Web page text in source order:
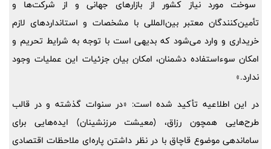
سوخت مورد نیاز کشور از بازارهای جهانی و از شرکت‌ها و
تأمین‌کنندگان معتبر بین‌المللی با مشخصات و استانداردهای لازم
خریداری و وارد می‌شود که بدیهی است با توجه به شرایط تحریم و
امکان سوء‌استفاده دشمنان، امکان بیان جزئیات این عملیات وجود
ندارد.»
در این اطلاعیه تأکید شده است: «در سنوات گذشته و در قالب
طرح‌هایی همچون رزاق، (معیشت مرزنشینان) ایده‌هایی برای
ساماندهی موضوع قاچاق با در نظر داشتن پاره‌ای ملاحظات اقتصادی